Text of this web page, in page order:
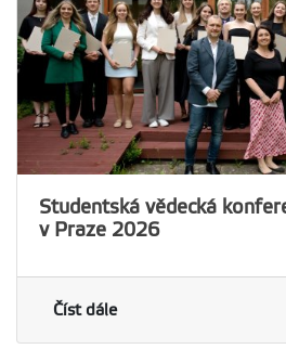
Studentská vědecká
v Praze 2026
Číst dále